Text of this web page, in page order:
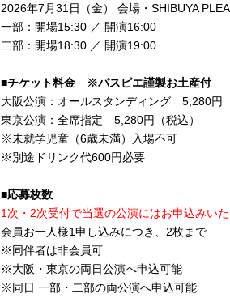
2026年7月31日（金） 会場・SHIBUYA
一部：開場15:30 ／ 開演16:00
二部：開場18:30 ／ 開演19:00
■チケット料金 ※パスピエ謹製お土産付
大阪公演：オールスタンディング 5,280円
東京公演：全席指定 5,280円（税込）
※未就学児童（6歳未満）入場不可
※別途ドリンク代600円必要
■応募枚数
1次・2次受付で当選の公演にはお申込みい
会員お一人様1申し込みにつき、2枚まで
※同伴者は非会員可
※大阪・東京の両日公演へ申込可能
※同日 一部・二部の両公演へ申込可能